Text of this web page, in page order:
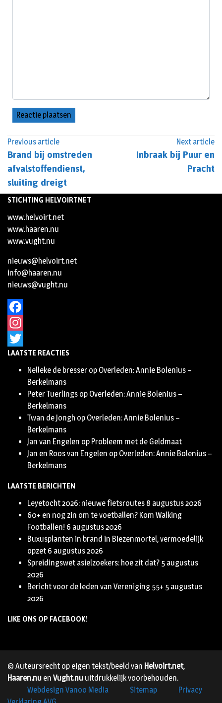
Previous article
Brand bij omstreden
afvalstoffendienst,
sluiting dreigt
Next article
Inbraak bij Puur en
Pracht
STICHTING HELVOIRTNET
www.helvoirt.net
www.haaren.nu
www.vught.nu
nieuws@helvoirt.net
info@haaren.nu
nieuws@vught.nu
Facebook
Instagram
Twitter
LAATSTE REACTIES
Nelleke de bresser op Overleden: Annie Bolenius –
Berkelmans
Peter Tuerlings op Overleden: Annie Bolenius –
Berkelmans
Twan de Jongh op Overleden: Annie Bolenius –
Berkelmans
Jan van Engelen op Probleem met de Geldmaat
Jan en Roos van Engelen op Overleden: Annie Bolenius –
Berkelmans
LAATSTE BERICHTEN
Leyetocht 2026: nieuwe fietsroutes 8 augustus 2026
60+ en nog zin om te voetballen? Kom Walking
Footballen! 6 augustus 2026
Buxusplanten in brand in Biezenmortel, vermoedelijk
opzet 6 augustus 2026
Spreidingswet asielzoekers: hoe zit dat? 5 augustus
2026
Bericht voor de leden van Vereniging 55+ 5 augustus
2026
LIKE ONS OP FACEBOOK!
© Auteursrecht op eigen tekst/beeld van Helvoirt.net,
Haaren.nu en Vught.nu uitdrukkelijk voorbehouden.
Webdesign Vanoo Media
Sitemap
Privacy